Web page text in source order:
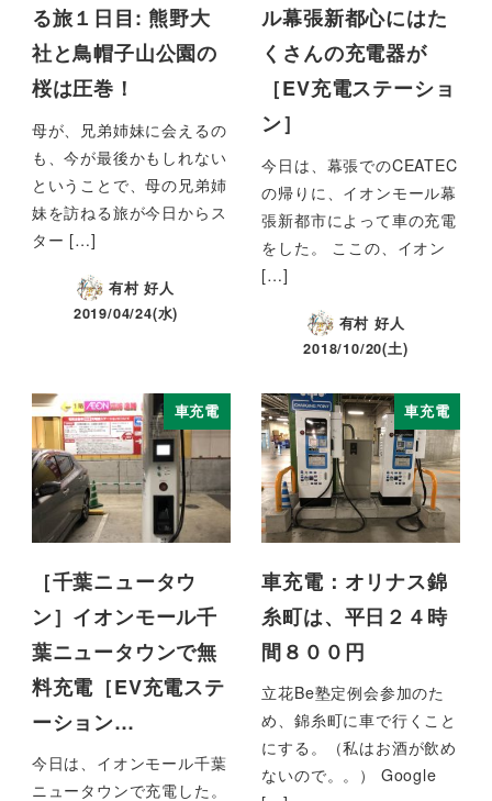
る旅１日目: 熊野大
社と鳥帽子山公園の
桜は圧巻！
母が、兄弟姉妹に会えるの
も、今が最後かもしれない
ということで、母の兄弟姉
妹を訪ねる旅が今日からス
ター […]
有村 好人
2019/04/24(水)
ル幕張新都心にはた
くさんの充電器が
［EV充電ステーショ
ン］
今日は、幕張でのCEATEC
の帰りに、イオンモール幕
張新都市によって車の充電
をした。 ここの、イオン
[…]
有村 好人
2018/10/20(土)
車充電
［千葉ニュータウ
ン］イオンモール千
葉ニュータウンで無
料充電［EV充電ステ
ーション…
今日は、イオンモール千葉
ニュータウンで充電した。
車充電
車充電：オリナス錦
糸町は、平日２４時
間８００円
立花Be塾定例会参加のた
め、錦糸町に車で行くこと
にする。（私はお酒が飲め
ないので。。） Google